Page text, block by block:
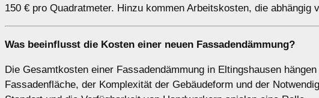
150 € pro Quadratmeter. Hinzu kommen Arbeitskosten, die
Was beeinflusst die Kosten einer neuen Fassadendämmung?
Die Gesamtkosten einer Fassadendämmung in Eltingshausen
Fassadenfläche, der Komplexität der Gebäudeform und der